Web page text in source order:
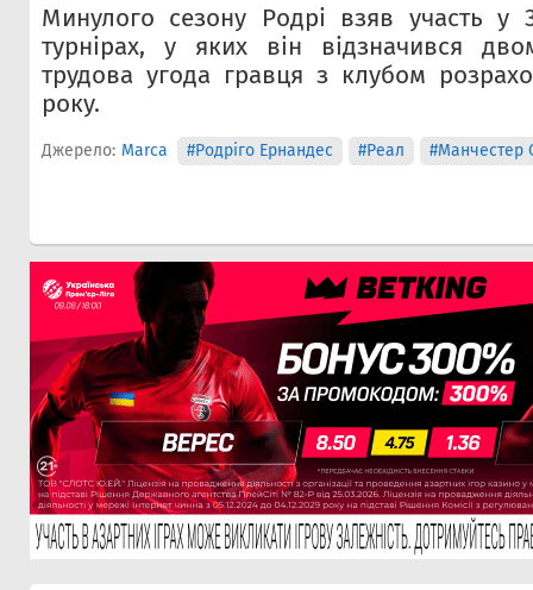
Минулого сезону Родрі взяв участь у
турнірах, у яких він відзначився
трудова угода гравця з клубом
року.
Джерело: Marca #Родріго Ернандес #Реал #Манчестер